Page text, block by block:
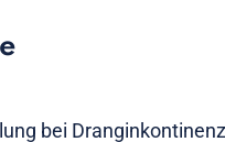
bei Dranginkontinenz